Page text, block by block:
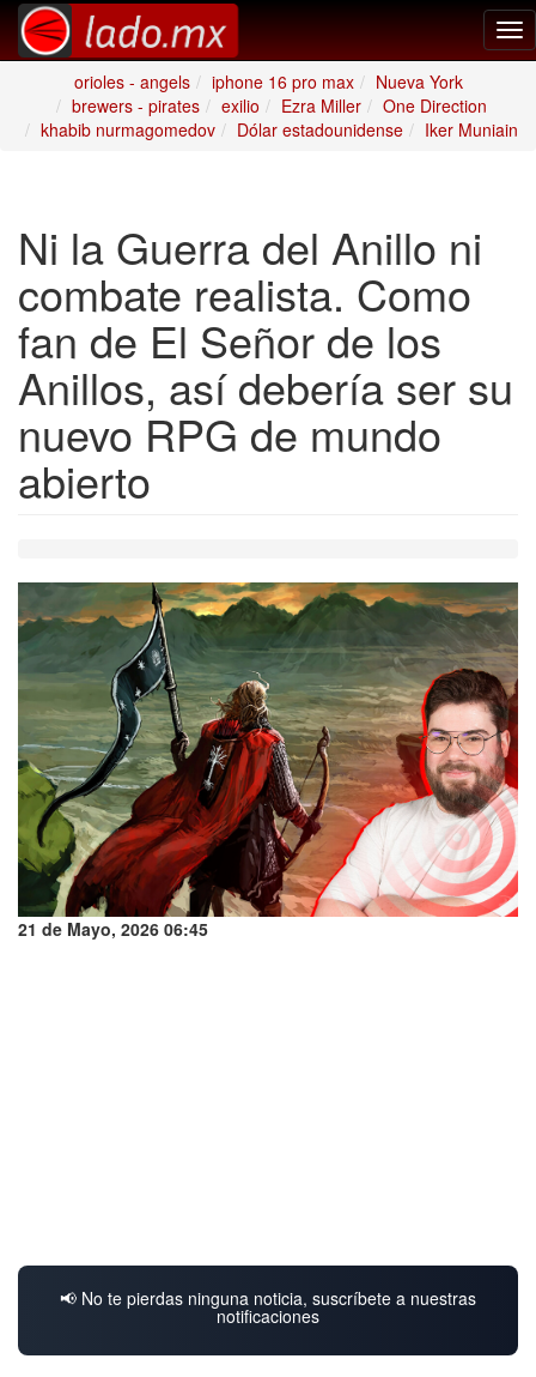
orioles - angels
iphone 16 pro max
Nueva York
brewers - pirates
exilio Ezra Miller
One Direction
khabib nurmagomedov
Dólar estadounidense Iker Muniain
Ni la Guerra del Anillo ni
combate realista. Como
fan de El Señor de los
Anillos, así debería ser su
nuevo RPG de mundo
abierto
21 de Mayo, 2026 06:45
📢 No te pierdas ninguna noticia, suscríbete a nuestras
notificaciones